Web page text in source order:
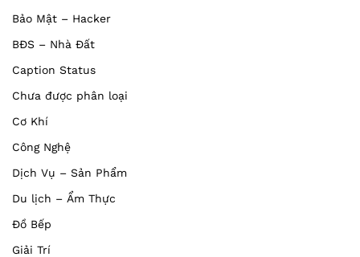
Bảo Mật – Hacker
BĐS – Nhà Đất
Caption Status
Chưa được phân loại
Cơ Khí
Công Nghệ
Dịch Vụ – Sản Phẩm
Du lịch – Ẩm Thực
Đồ Bếp
Giải Trí